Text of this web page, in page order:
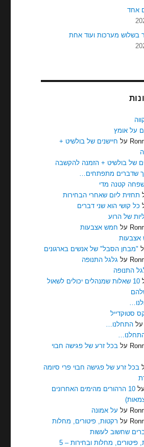
אחד
בשלוש מערכות ועוד אחת
על אומץ
על חיישנים של בולשיט +
של בולשיט + הזמנה להקשבה
שדברים מתפתחים…
קטנה מדי
תחזית ליום שאחרי הבחירות
כל קושי הוא שני דברים
של הרוע
על חמש אצבעות
אצבעות
"מבחן הסבל" של אנשים בארגונים
על גלגל התנופה
התנופה
10 שאלות שמנהלים יכולים לשאול
סטוקדייל
עלהתחלנו…
עלבכל זרע של פגישה חבוי
בכל זרע של פגישה חבוי פרי סיומה
על
10 הרהורים מהימים האחרונים
על על אמונה
על רקטות, פיטורים, מחלות
רקטות, פיטורים, מחלות ובחירות – 5